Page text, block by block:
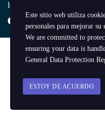
los derechos reservados.
Este sitio web utiliza
personales para mejorar su
We are committed to
ensuring your data is
General Data Protection
ESTOY DE ACUERDO